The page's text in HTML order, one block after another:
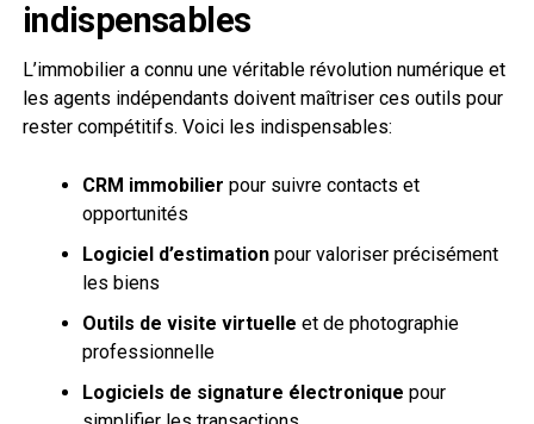
indispensables
L’immobilier a connu une véritable révolution numérique et
les agents indépendants doivent maîtriser ces outils pour
rester compétitifs. Voici les indispensables:
CRM immobilier pour suivre contacts et
opportunités
Logiciel d’estimationpour valoriser précisément
les biens
Outils de visite virtuelle et de photographie
professionnelle
Logiciels de signature électronique pour